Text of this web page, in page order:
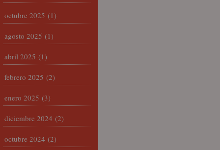
octubre 2025 (1)
agosto 2025 (1)
abril 2025 (1)
febrero 2025 (2)
enero 2025 (3)
diciembre 2024 (2)
octubre 2024 (2)